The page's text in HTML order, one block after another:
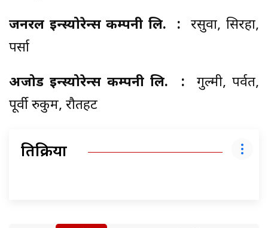
जनरल इन्स्योरेन्स कम्पनी लि. :
रसुवा, सिरहा,
पर्सा
अजोड इन्स्योरेन्स कम्पनी लि. : गुल्मी, पर्वत,
पूर्वी रुकुम, रौतहट
प्रतिक्रिया